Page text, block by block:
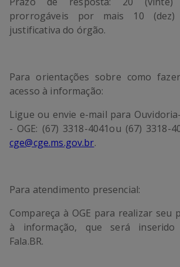
prorrogáveis por mais 10 (dez)
justificativa do órgão.
Para orientações sobre como
acesso à informação:
Ligue ou envie e-mail para
- OGE: (67) 3318-4041ou (67) 3318-
cge@cge.ms.gov.br.
Para atendimento presencial:
Compareça à OGE para realizar seu
à informação, que será inserido
Fala.BR.